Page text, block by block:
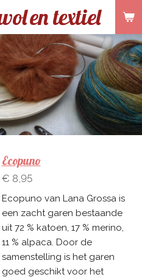
en textiel
Ecopuno
€ 8,95
Ecopuno van Lana Grossa is
een zacht garen bestaande
uit 72 % katoen, 17 % merino,
11 % alpaca. Door de
samenstelling is het garen
goed geschikt voor het